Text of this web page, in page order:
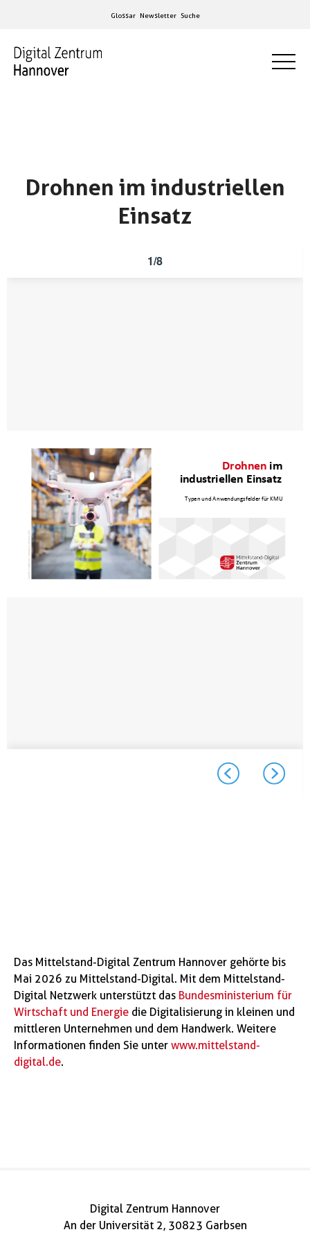
Glossar Newsletter Suche
Drohnen im industriellen
Einsatz
Das Mittelstand-Digital Zentrum Hannover gehörte bis
Mai 2026 zu Mittelstand-Digital. Mit dem Mittelstand-
Digital Netzwerk unterstützt das Bundesministerium für
Wirtschaft und Energie die Digitalisierung in kleinen und
mittleren Unternehmen und dem Handwerk. Weitere
Informationen finden Sie unter www.mittelstand-
digital.de.
Digital Zentrum Hannover
An der Universität 2, 30823 Garbsen